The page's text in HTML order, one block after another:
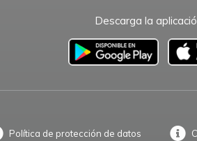
Descarga la
Política de protección de datos